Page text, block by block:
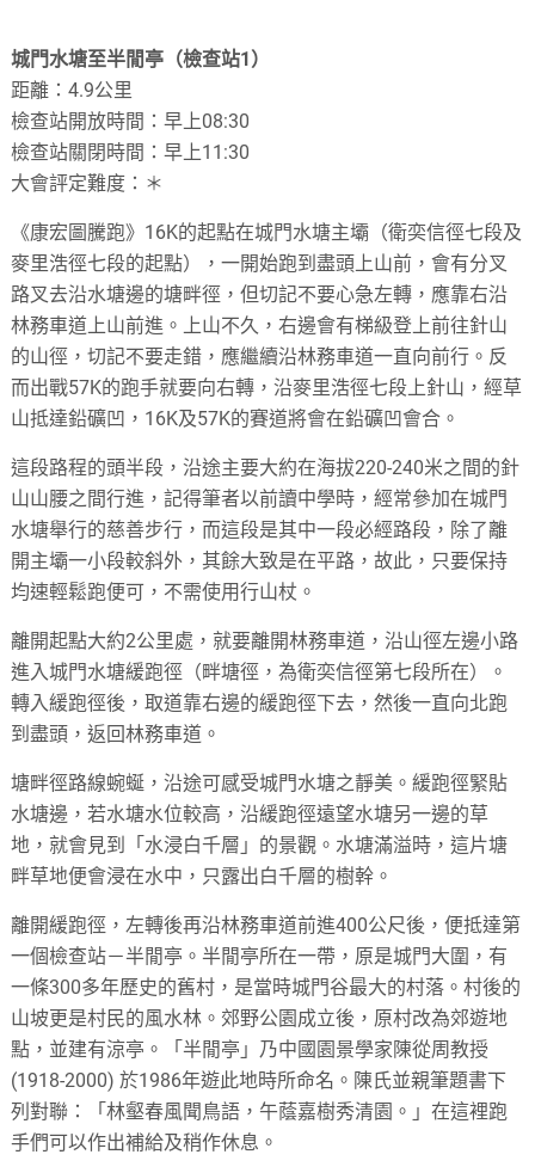
城門水塘至半閒亭（檢查站1）
距離：4.9公里
檢查站開放時間：早上08:30
檢查站關閉時間：早上11:30
大會評定難度：＊
《康宏圖騰跑》16K的起點在城門水塘主壩（衛奕信徑七段及
麥里浩徑七段的起點），一開始跑到盡頭上山前，會有分叉
路叉去沿水塘邊的塘畔徑，但切記不要心急左轉，應靠右沿
林務車道上山前進。上山不久，右邊會有梯級登上前往針山
的山徑，切記不要走錯，應繼續沿林務車道一直向前行。反
而出戰57K的跑手就要向右轉，沿麥里浩徑七段上針山，經草
山抵達鉛礦凹，16K及57K的賽道將會在鉛礦凹會合。
這段路程的頭半段，沿途主要大約在海拔220-240米之間的針
山山腰之間行進，記得筆者以前讀中學時，經常參加在城門
水塘舉行的慈善步行，而這段是其中一段必經路段，除了離
開主壩一小段較斜外，其餘大致是在平路，故此，只要保持
均速輕鬆跑便可，不需使用行山杖。
離開起點大約2公里處，就要離開林務車道，沿山徑左邊小路
進入城門水塘緩跑徑（畔塘徑，為衛奕信徑第七段所在）。
轉入緩跑徑後，取道靠右邊的緩跑徑下去，然後一直向北跑
到盡頭，返回林務車道。
塘畔徑路線蜿蜒，沿途可感受城門水塘之靜美。緩跑徑緊貼
水塘邊，若水塘水位較高，沿緩跑徑遠望水塘另一邊的草
地，就會見到「水浸白千層」的景觀。水塘滿溢時，這片塘
畔草地便會浸在水中，只露出白千層的樹幹。
離開緩跑徑，左轉後再沿林務車道前進400公尺後，便抵達第
一個檢查站－半閒亭。半閒亭所在一帶，原是城門大圍，有
一條300多年歷史的舊村，是當時城門谷最大的村落。村後的
山坡更是村民的風水林。郊野公園成立後，原村改為郊遊地
點，並建有涼亭。「半閒亭」乃中國園景學家陳從周教授
(1918-2000) 於1986年遊此地時所命名。陳氏並親筆題書下
列對聯：「林壑春風聞鳥語，午蔭嘉樹秀清園。」在這裡跑
手們可以作出補給及稍作休息。